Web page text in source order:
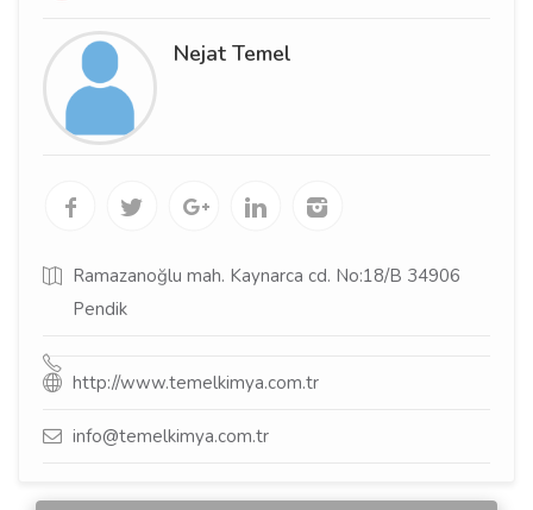
Nejat Temel
Ramazanoğlu mah. Kaynarca cd. No:18/B 34906
Pendik
http://www.temelkimya.com.tr
info@temelkimya.com.tr